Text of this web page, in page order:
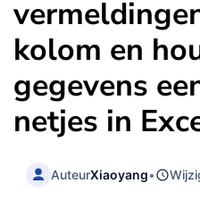
kolom en
gegevens
netjes in
AuteurXiaoyang•